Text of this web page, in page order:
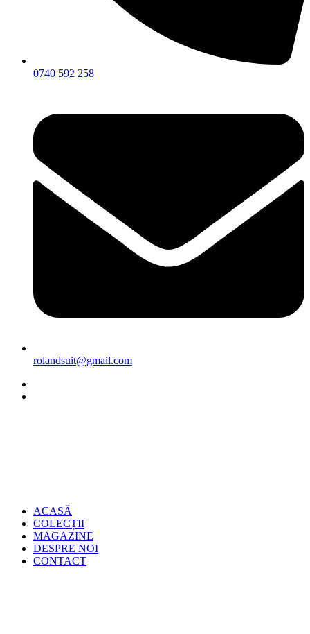
0740 592 258
rolandsuit@gmail.com
ACASĂ
COLECȚII
MAGAZINE
DESPRE NOI
CONTACT